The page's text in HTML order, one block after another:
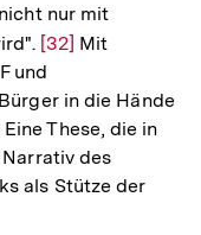
nur mit
Zur
Auflösung
der
Fußnote
[32] Mit
und
in die Hände
These, die in
des
als Stütze der